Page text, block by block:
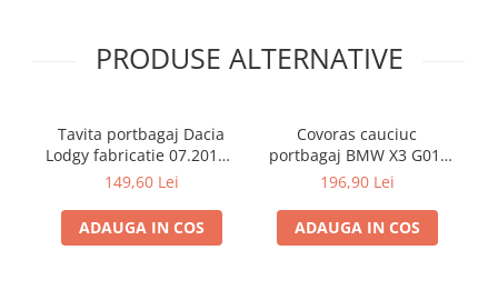
PRODUSE ALTERNATIVE
Tavita portbagaj Dacia
Lodgy fabricatie 07.2012 -
prezent (7 locuri)
149,60 Lei
ADAUGA IN COS
Covoras cauciuc
portbagaj BMW X3 G01,
11.2017-prezent, Rigum
196,90 Lei
ADAUGA IN COS